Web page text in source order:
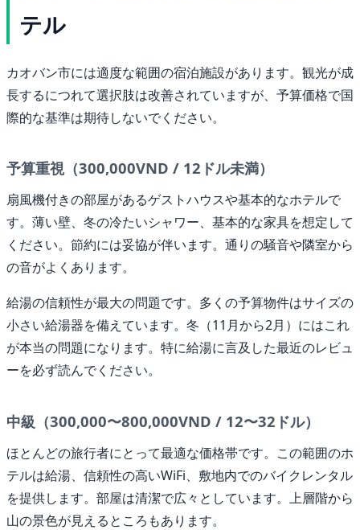
テル
カオバン市には適度な範囲の宿泊施設があります。観光が成
長するにつれて選択肢は改善されていますが、予算価格で国
際的な基準は期待しないでください。
予算重視（300,000VND / 12ドル未満）
扇風機付きの部屋があるゲストハウスや基本的なホテルで
す。薄い壁、冬の冷たいシャワー、基本的な家具を想定して
ください。節約には妥協が伴います。通りの騒音や隣室から
の音がよくあります。
給湯の信頼性が最大の問題です。多くの予算物件はサイズの
小さい給湯器を備えています。冬（11月から2月）にはこれ
が本当の問題になります。特に給湯に言及した最近のレビュ
ーを必ず読んでください。
中級（300,000〜800,000VND / 12〜32ドル）
ほとんどの旅行者にとって最適な価格帯です。この範囲のホ
テルは給湯、信頼性の高いWiFi、敷地内でのバイクレンタル
を提供します。部屋は清潔で広々としています。上層階から
山の景色が見えるところもあります。